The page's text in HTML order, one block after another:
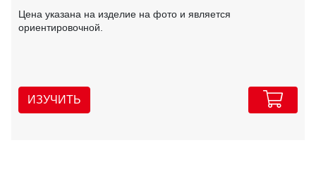
Цена указана на изделие на фото и является
ориентировочной.
ИЗУЧИТЬ